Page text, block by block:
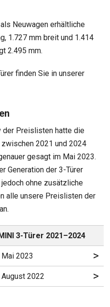
Neuwagen erhältliche
1.727 mm breit und 1.414
2.495 mm.
finden Sie in unserer
der Preislisten hatte die
2021 und 2024
gesagt im Mai 2023.
Generation der 3-Türer
ohne zusätzliche
alle unsere Preislisten der
3-Türer 2021–2024
2023 >
2022 >